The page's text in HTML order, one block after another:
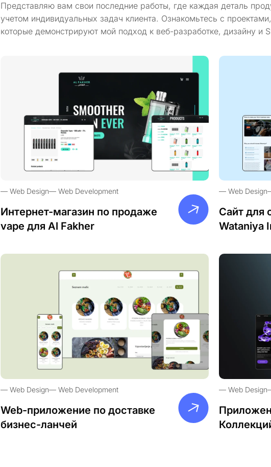
Представляю вам свои последние работы, где каждая деталь
учетом индивидуальных задач клиента. Ознакомьтесь с проектами,
которые демонстрируют мой подход к веб-разработке, дизайну и
Web Design Web Development
Интернет-магазин по продаже
vape для Al Fakher
Web Design
Сайт для
Wataniya
Web Design Web Development
Web-приложение по доставке
бизнес-ланчей
Web Design